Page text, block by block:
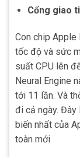
Cổng giao
Con chip Apple
tốc độ và sức
suất CPU lên
Neural Engine
tới 11 lần. Và
đi cả ngày. Đây
biến nhất của
toàn mới